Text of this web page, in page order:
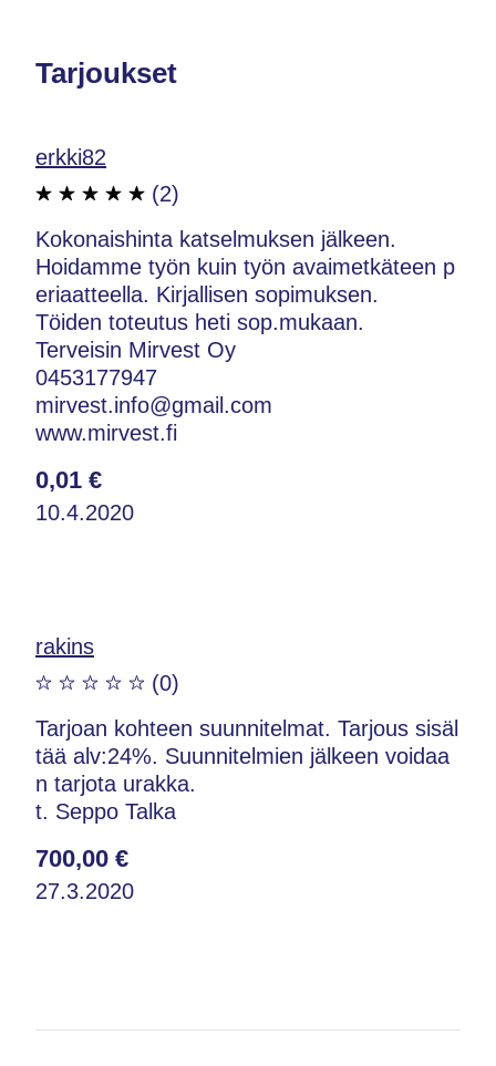
Tarjoukset
erkki82
(2)
Kokonaishinta katselmuksen jälkeen.
Hoidamme työn kuin työn avaimetkäteen p
eriaatteella. Kirjallisen sopimuksen.
Töiden toteutus heti sop.mukaan.
Terveisin Mirvest Oy
0453177947
mirvest.info@gmail.com
www.mirvest.fi
0,01 €
10.4.2020
rakins
(0)
Tarjoan kohteen suunnitelmat. Tarjous sisäl
tää alv:24%. Suunnitelmien jälkeen voidaa
n tarjota urakka.
t. Seppo Talka
700,00 €
27.3.2020